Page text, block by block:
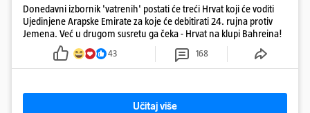
Donedavni izbornik 'vatrenih' postati će treći Hrvat koji će voditi
Ujedinjene Arapske Emirate za koje će debitirati 24. rujna protiv
Jemena. Već u drugom susretu ga čeka - Hrvat na klupi Bahreina!
43 168
Učitaj više